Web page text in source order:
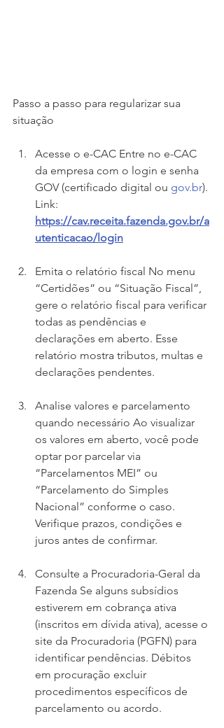
Passo a passo para regularizar sua
situação
Acesse o e-CAC Entre no e-CAC
da empresa com o login e senha
GOV (certificado digital ou gov.br).
Link:
https://cav.receita.fazenda.gov.br/a
utenticacao/login
Emita o relatório fiscal No menu
“Certidões” ou “Situação Fiscal”,
gere o relatório fiscal para verificar
todas as pendências e
declarações em aberto. Esse
relatório mostra tributos, multas e
declarações pendentes.
Analise valores e parcelamento
quando necessário Ao visualizar
os valores em aberto, você pode
optar por parcelar via
“Parcelamentos MEI” ou
“Parcelamento do Simples
Nacional” conforme o caso.
Verifique prazos, condições e
juros antes de confirmar.
Consulte a Procuradoria-Geral da
Fazenda Se alguns subsídios
estiverem em cobrança ativa
(inscritos em dívida ativa), acesse o
site da Procuradoria (PGFN) para
identificar pendências. Débitos
em procuração excluir
procedimentos específicos de
parcelamento ou acordo.